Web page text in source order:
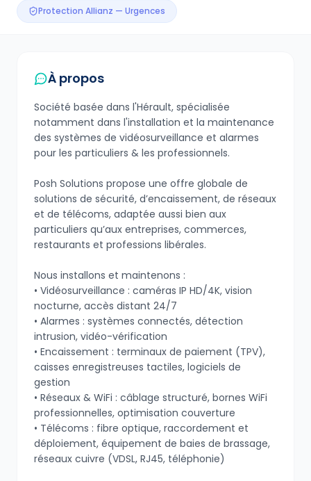
Protection Allianz — Urgences
À propos
Société basée dans l'Hérault, spécialisée
notamment dans l'installation et la maintenance
des systèmes de vidéosurveillance et alarmes
pour les particuliers & les professionnels.
Posh Solutions propose une offre globale de
solutions de sécurité, d’encaissement, de réseaux
et de télécoms, adaptée aussi bien aux
particuliers qu’aux entreprises, commerces,
restaurants et professions libérales.
Nous installons et maintenons :
• Vidéosurveillance : caméras IP HD/4K, vision
nocturne, accès distant 24/7
• Alarmes : systèmes connectés, détection
intrusion, vidéo-vérification
• Encaissement : terminaux de paiement (TPV),
caisses enregistreuses tactiles, logiciels de
gestion
• Réseaux & WiFi : câblage structuré, bornes WiFi
professionnelles, optimisation couverture
• Télécoms : fibre optique, raccordement et
déploiement, équipement de baies de brassage,
réseaux cuivre (VDSL, RJ45, téléphonie)